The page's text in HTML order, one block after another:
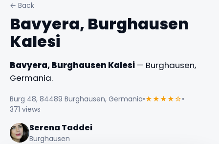
← Back
Bavyera, Burghausen
Kalesi
Bavyera, Burghausen Kalesi — Burghausen,
Germania.
Burg 48, 84489 Burghausen, Germania•★★★★☆•
371 views
Serena Taddei
Burghausen